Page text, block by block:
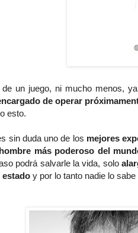
un juego, ni mucho menos,
de operar
esto.
sin duda uno de los mejores
hombre más poderoso del
podrá salvarle la vida, solo
estado y por lo tanto nadie lo